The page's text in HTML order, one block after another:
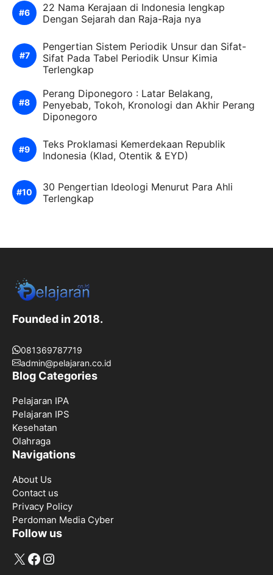
22 Nama Kerajaan di Indonesia lengkap
Dengan Sejarah dan Raja-Raja nya
Pengertian Sistem Periodik Unsur dan Sifat-
Sifat Pada Tabel Periodik Unsur Kimia
Terlengkap
Perang Diponegoro : Latar Belakang,
Penyebab, Tokoh, Kronologi dan Akhir Perang
Diponegoro
Teks Proklamasi Kemerdekaan Republik
Indonesia (Klad, Otentik & EYD)
30 Pengertian Ideologi Menurut Para Ahli
Terlengkap
Founded in 2018.
081369787719
admin@pelajaran.co.id
Blog Categories
Pelajaran IPA
Pelajaran IPS
Kesehatan
Olahraga
Navigations
About Us
Contact us
Privacy Policy
Perdoman Media Cyber
Follow us
X Facebook
Instagram